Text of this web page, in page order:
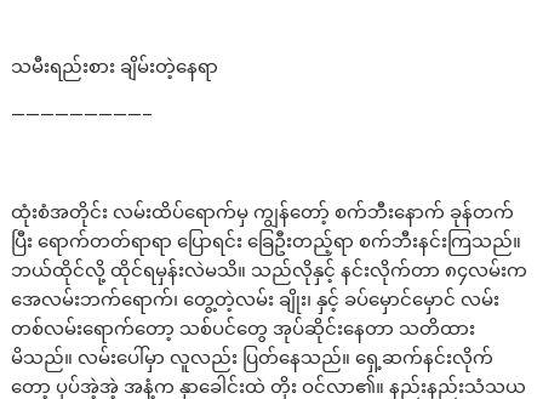
သမီးရည်းစား ချိမ်းတဲ့နေရာ
—————————–
ထုံးစံအတိုင်း လမ်းထိပ်ရောက်မှ ကျွန်တော့် စက်ဘီးနောက် ခုန်တက်
ပြီး ရောက်တတ်ရာရာ ပြောရင်း ခြေဦးတည့်ရာ စက်ဘီးနင်းကြသည်။
ဘယ်ထိုင်လို့ ထိုင်ရမှန်းလဲမသိ။ သည်လိုနှင့် နင်းလိုက်တာ ၈၄လမ်းက
အေလမ်းဘက်ရောက်၊ တွေ့တဲ့လမ်း ချိုး၊ နှင့် ခပ်မှောင်မှောင် လမ်း
တစ်လမ်းရောက်တော့ သစ်ပင်တွေ အုပ်ဆိုင်းနေတာ သတိထား
မိသည်။ လမ်းပေါ်မှာ လူလည်း ပြတ်နေသည်။ ရှေ့ဆက်နင်းလိုက်
တော့ ပုပ်အဲ့အဲ့ အနံ့က နှာခေါင်းထဲ တိုး ဝင်လာ၏။ နည်းနည်းသံသယ